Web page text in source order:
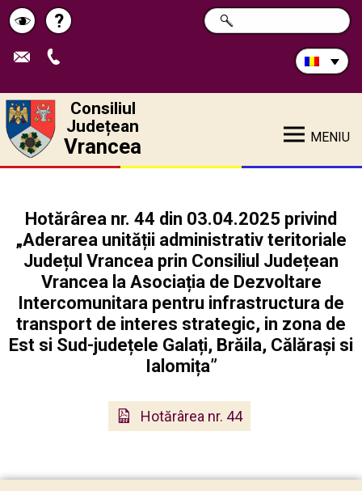
Schimbă
contrastul
Pagina
de
?
Caută
în
CAUTĂ
Consiliul
Județean
Vrancea MENIU
Hotărârea nr. 44 din 03.04.2025 privind
„Aderarea unității administrativ teritoriale
Județul Vrancea prin Consiliul Județean
Vrancea la Asociația de Dezvoltare
Intercomunitara pentru infrastructura de
transport de interes strategic, in zona de
Est si Sud-județele Galați, Brăila, Călărași si
Ialomița”
Hotărârea nr. 44